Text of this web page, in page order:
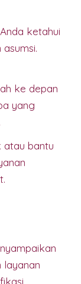
ketahui
ke depan
yang
bantu
layanan